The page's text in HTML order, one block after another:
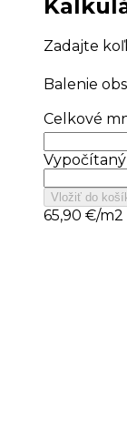
Zadajte
Balenie
Celkové
Vložiť do
65,90 €/m2